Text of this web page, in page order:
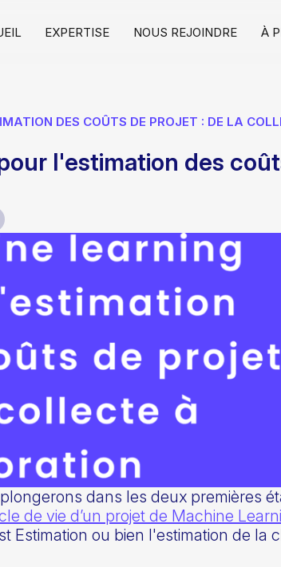
EXPERTISE NOUS REJOINDRE À
DES COÛTS DE PROJET : DE LA
l'estimation des
dans les deux premières
de vie d’un projet de Machine
Estimation ou bien l'estimation de la